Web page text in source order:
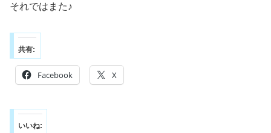
それではまた♪
共有:
Facebook X
いいね: